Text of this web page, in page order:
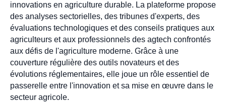
innovations en agriculture durable. La plateforme propose
des analyses sectorielles, des tribunes d'experts, des
évaluations technologiques et des conseils pratiques aux
agriculteurs et aux professionnels des agtech confrontés
aux défis de l'agriculture moderne. Grâce à une
couverture régulière des outils novateurs et des
évolutions réglementaires, elle joue un rôle essentiel de
passerelle entre l'innovation et sa mise en œuvre dans le
secteur agricole.